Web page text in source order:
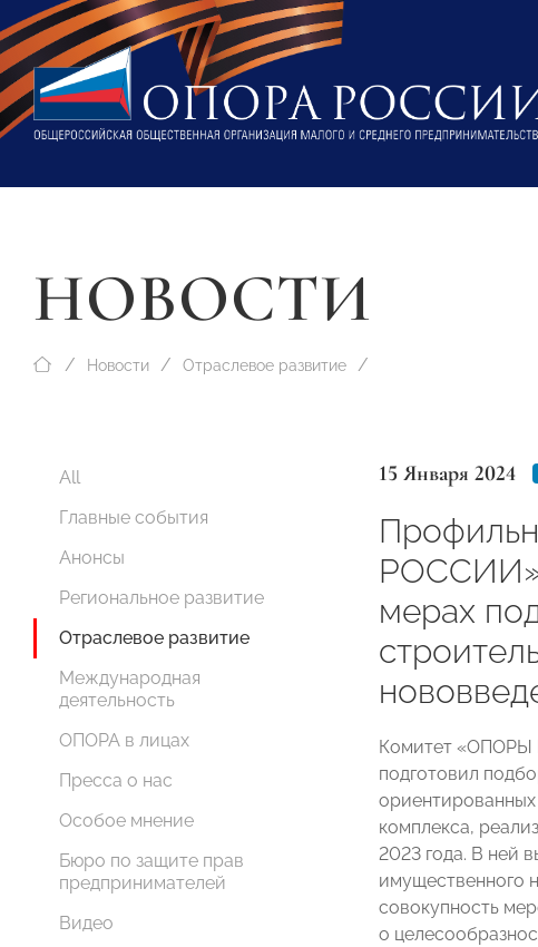
НОВОСТИ
Новости Отраслевое развитие
All
Главные события
Анонсы
Региональное развитие
Отраслевое развитие
Международная
деятельность
ОПОРА в лицах
Пресса о нас
Особое мнение
Бюро по защите прав
предпринимателей
Видео
15 Января 2024
РОССИИ»
мерах
Комитет «ОПОРЫ
подготовил
комплекса,
2023 года. В ней
имущественного
совокупность
о